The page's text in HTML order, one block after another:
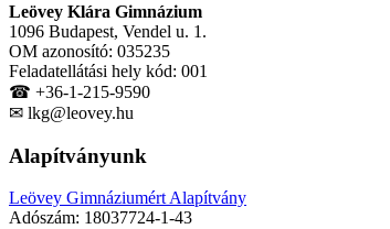
Leövey Klára Gimnázium
1096 Budapest, Vendel u. 1.
OM azonosító: 035235
Feladatellátási hely kód: 001
☎ +36-1-215-9590
✉ lkg@leovey.hu
Alapítványunk
Leövey Gimnáziumért Alapítvány
Adószám: 18037724-1-43